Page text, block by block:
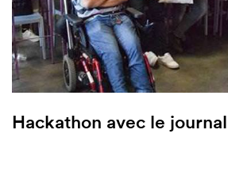
Hackathon avec le